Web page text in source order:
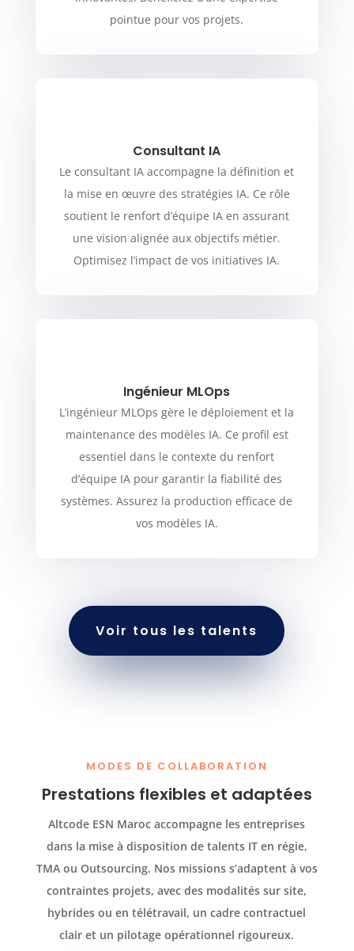
pointue pour vos projets.
Consultant IA
Le consultant IA accompagne la définition et
la mise en œuvre des stratégies IA. Ce rôle
soutient le renfort d’équipe IA en assurant
une vision alignée aux objectifs métier.
Optimisez l’impact de vos initiatives IA.
Ingénieur MLOps
L’ingénieur MLOps gère le déploiement et la
maintenance des modèles IA. Ce profil est
essentiel dans le contexte du renfort
d’équipe IA pour garantir la fiabilité des
systèmes. Assurez la production efficace de
vos modèles IA.
Voir tous les talents
MODES DE COLLABORATION
Prestations flexibles et adaptées
Altcode ESN Maroc accompagne les entreprises
dans la mise à disposition de talents IT en régie,
TMA ou Outsourcing. Nos missions s’adaptent à vos
contraintes projets, avec des modalités sur site,
hybrides ou en télétravail, un cadre contractuel
clair et un pilotage opérationnel rigoureux.